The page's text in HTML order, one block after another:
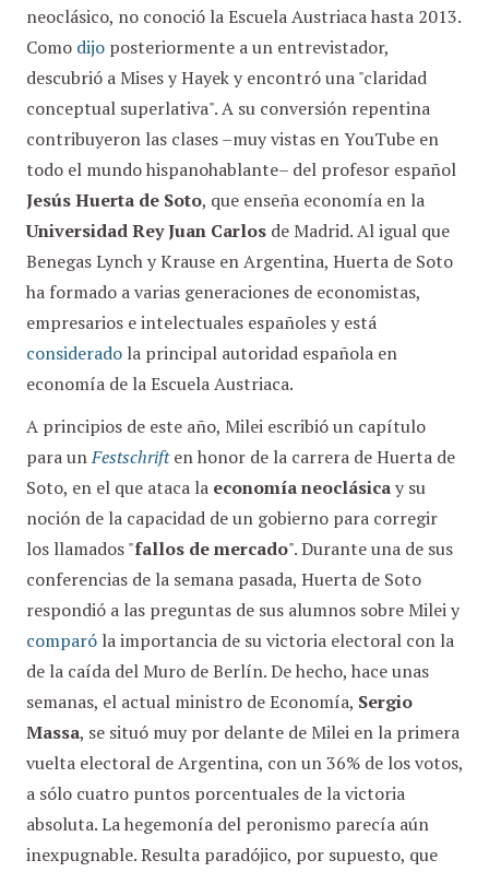
neoclásico, no conoció la Escuela Austriaca hasta 2013.
Como dijo posteriormente a un entrevistador,
descubrió a Mises y Hayek y encontró una "claridad
conceptual superlativa". A su conversión repentina
contribuyeron las clases –muy vistas en YouTube en
todo el mundo hispanohablante– del profesor español
Jesús Huerta de Soto, que enseña economía en la
Universidad Rey Juan Carlos de Madrid. Al igual que
Benegas Lynch y Krause en Argentina, Huerta de Soto
ha formado a varias generaciones de economistas,
empresarios e intelectuales españoles y está
considerado la principal autoridad española en
economía de la Escuela Austriaca.
A principios de este año, Milei escribió un capítulo
para unFestschriften honor de la carrera de Huerta de
Soto, en el que ataca la economía neoclásicay su
noción de la capacidad de un gobierno para corregir
los llamados "fallos de mercado". Durante una de sus
conferencias de la semana pasada, Huerta de Soto
respondió a las preguntas de sus alumnos sobre Milei y
comparó la importancia de su victoria electoral con la
de la caída del Muro de Berlín. De hecho, hace unas
semanas, el actual ministro de Economía, Sergio
Massa, se situó muy por delante de Milei en la primera
vuelta electoral de Argentina, con un 36% de los votos,
a sólo cuatro puntos porcentuales de la victoria
absoluta. La hegemonía del peronismo parecía aún
inexpugnable. Resulta paradójico, por supuesto, que